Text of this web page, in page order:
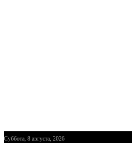
Суббота, 8 августа, 2026